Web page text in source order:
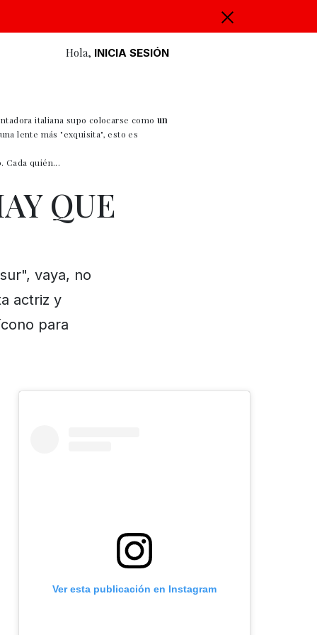
Hola, INICIA SESIÓN
italiana supo colocarse como un
lente más "exquisita", esto es
Cada quién...
QUE
vaya, no
actriz y
para
Ver esta publicación en Instagram